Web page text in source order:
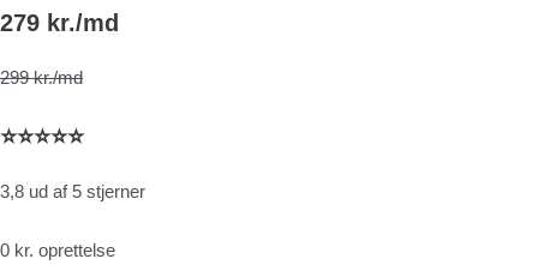
279 kr./md
299 kr./md
⭐⭐⭐⭐⭐
3,8 ud af 5 stjerner
0 kr. oprettelse